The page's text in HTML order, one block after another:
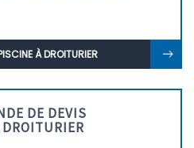
À DROITURIER
DE DEVIS